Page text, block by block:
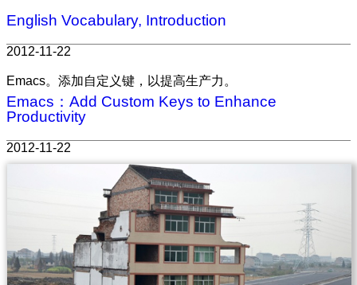
English Vocabulary, Introduction
2012-11-22
Emacs。添加自定义键，以提高生产力。
Emacs：Add Custom Keys to Enhance
Productivity
2012-11-22